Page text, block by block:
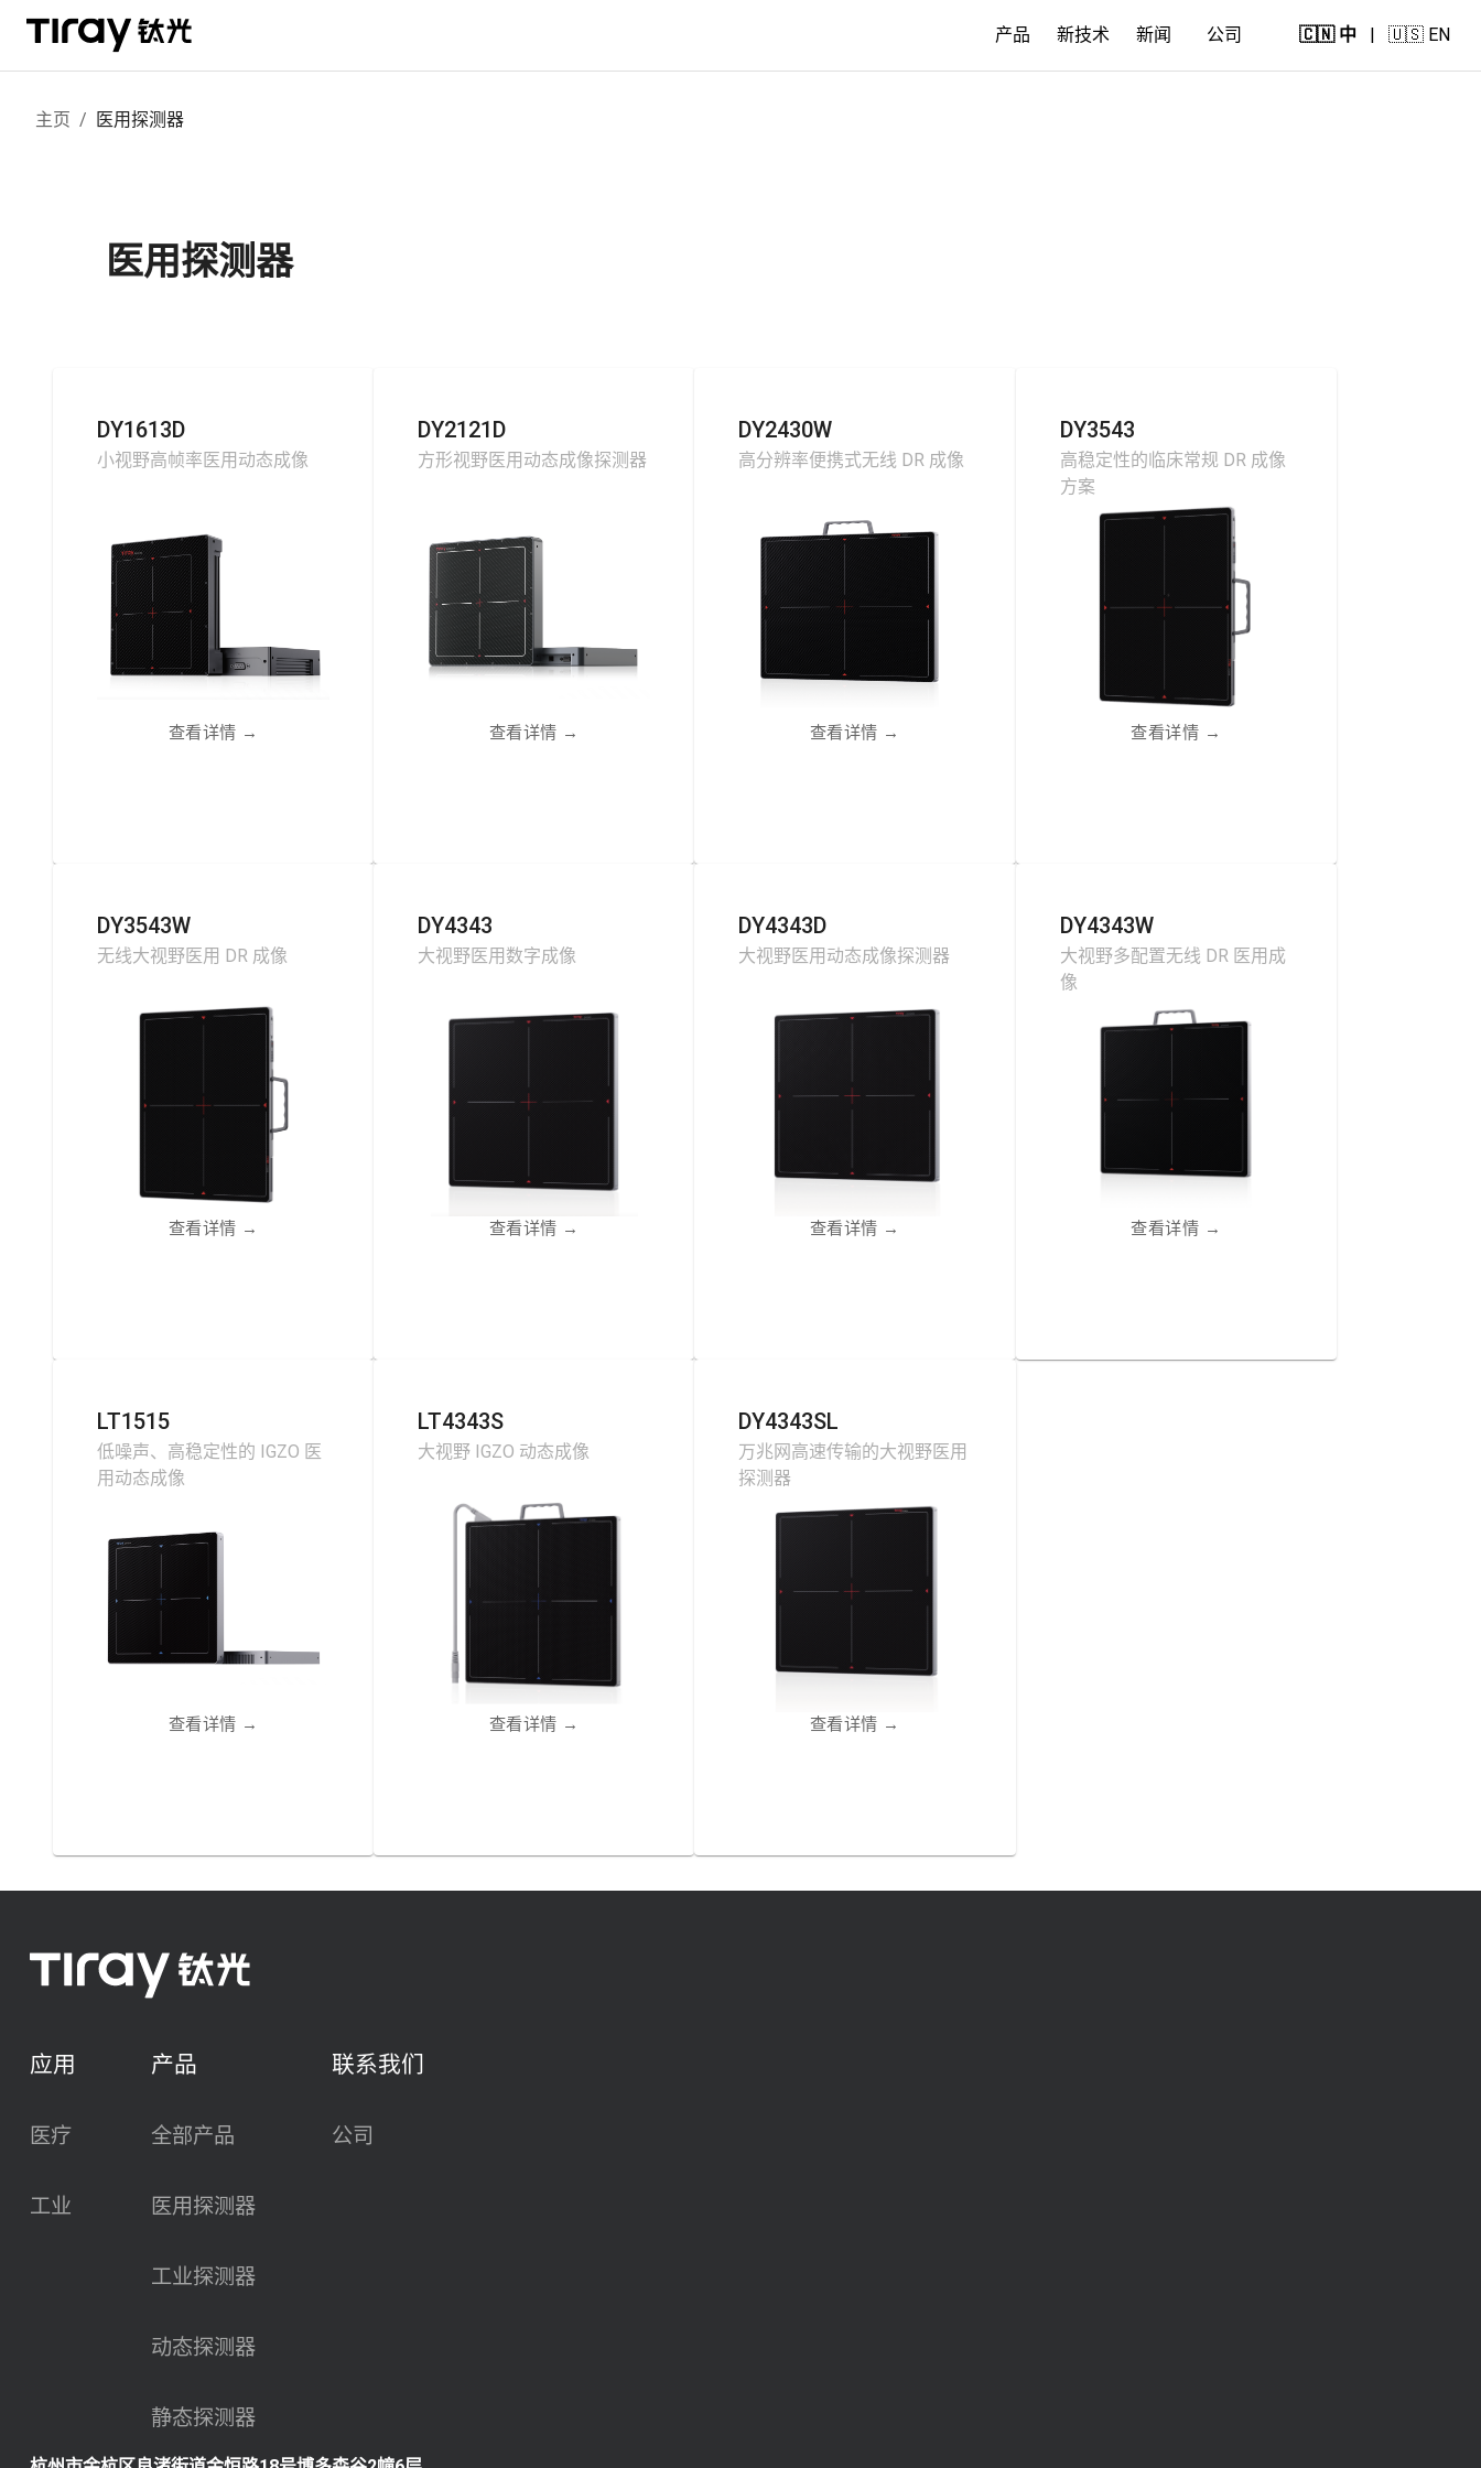
产品 新技术 新闻 公司 🇨🇳 中 | 🇺🇸 EN
主页 / 医用探测器
医用探测器
DY1613D
小视野高帧率医用动态成像
查看详情 →
DY2121D
方形视野医用动态成像探测器
查看详情 →
DY2430W
高分辨率便携式无线 DR 成像
查看详情 →
DY3543
高稳定性的临床常规 DR 成像
方案
查看详情 →
DY3543W
无线大视野医用 DR 成像
查看详情 →
DY4343
大视野医用数字成像
查看详情 →
DY4343D
大视野医用动态成像探测器
查看详情 →
DY4343W
大视野多配置无线 DR 医用成
像
查看详情 →
LT1515
低噪声、高稳定性的 IGZO 医
用动态成像
查看详情 →
LT4343S
大视野 IGZO 动态成像
查看详情 →
DY4343SL
万兆网高速传输的大视野医用
探测器
查看详情 →
应用
医疗
工业
产品
全部产品
医用探测器
工业探测器
动态探测器
静态探测器
联系我们
公司